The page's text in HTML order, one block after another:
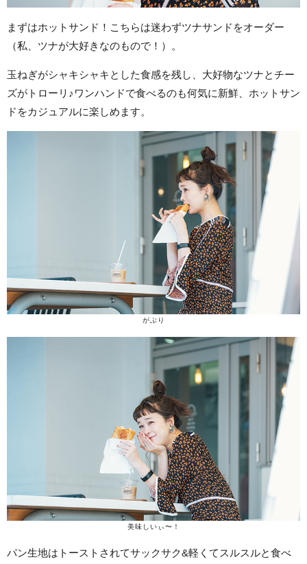
まずはホットサンド！こちらは迷わずツナサンドをオーダー
（私、ツナが大好きなのもので！）。
玉ねぎがシャキシャキとした食感を残し、大好物なツナとチー
ズがトローリ♪ワンハンドで食べるのも何気に新鮮、ホットサン
ドをカジュアルに楽しめます。
がぶり
美味しいぃ〜！
パン生地はトーストされてサックサク&軽くてスルスルと食べ